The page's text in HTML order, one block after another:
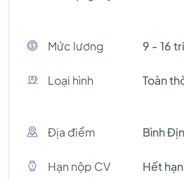
Mức lương 9 - 16
Loại hình Toàn
Địa điểm Bình
Hạn nộp CV Hết hạn